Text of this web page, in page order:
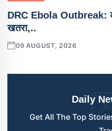
DRC Ebola Outbreak:
खतरा,..
09 AUGUST, 2026
Daily
Get All The Top